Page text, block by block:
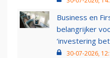
Business en
belangrijker
‘investering
30-07-2026,